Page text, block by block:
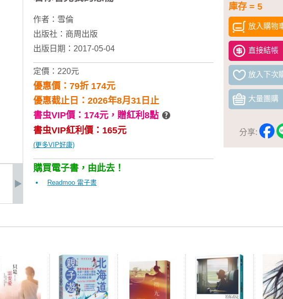
庫存 = 5
放入購物
直接結帳
放入下次
大量團購
分享:
作者： 雪倫
出版社： 商周出版
出版日期：2017-05-04
定價：220元
優惠價：79折 174元
優惠截止日：2026年8月31日止
書虫VIP價：174元， 贈紅利8點
書虫VIP紅利價：165元
(更多VIP好康)
購買電子書，由此去！
Readmoo 電子書